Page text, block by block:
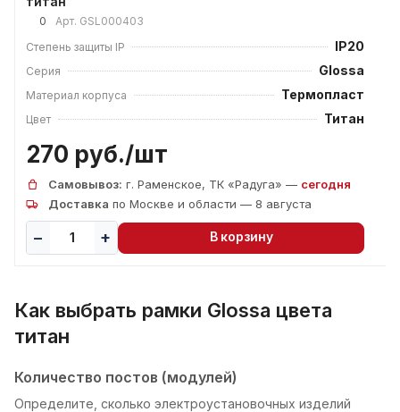
0 Арт. GSL000403
Степень защиты IP
IP20
Серия Glossa
Материал корпуса Термопласт
Цвет Титан
270 руб./шт
Самовывоз: г. Раменское, ТК «Радуга» — сегодня
Доставка по Москве и области — 8 августа
В корзину
Как выбрать рамки Glossa цвета
титан
Количество постов (модулей)
Определите, сколько электроустановочных изделий